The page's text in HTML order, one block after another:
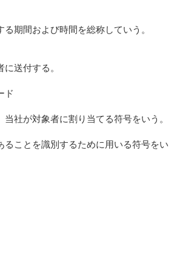
期間および時間を総称していう。
送付する。
ド
社が対象者に割り当てる符号をいう。
ことを識別するために用いる符号をい